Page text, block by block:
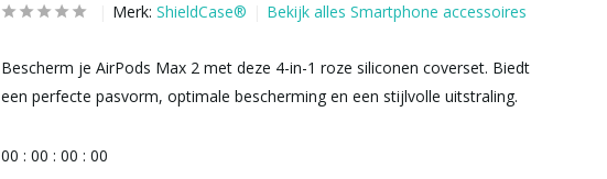
Merk: ShieldCase® Bekijk alles Smartphone accessoires
Bescherm je AirPods Max 2 met deze 4-in-1 roze siliconen coverset. Biedt
een perfecte pasvorm, optimale bescherming en een stijlvolle uitstraling.
00 : 00 : 00 : 00